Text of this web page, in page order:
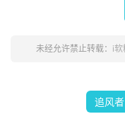
未经允许禁止转载： i软
追风